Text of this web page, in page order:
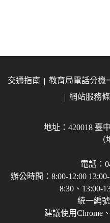
交通指南 教育局電話分機
網站服務
地址：420018 臺
（
電話：
辦公時間：8:00-12:00
8:30、13:00-
統一編號
建議使用Chrome